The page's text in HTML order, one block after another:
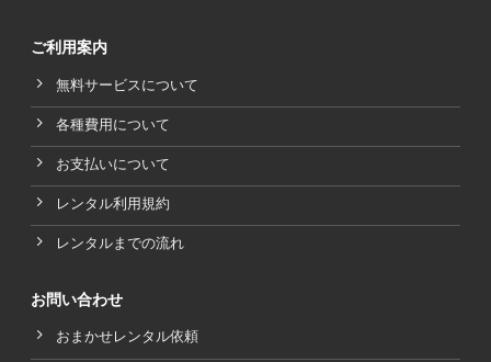
ご利用案内
無料サービスについて
各種費用について
お支払いについて
レンタル利用規約
レンタルまでの流れ
お問い合わせ
おまかせレンタル依頼